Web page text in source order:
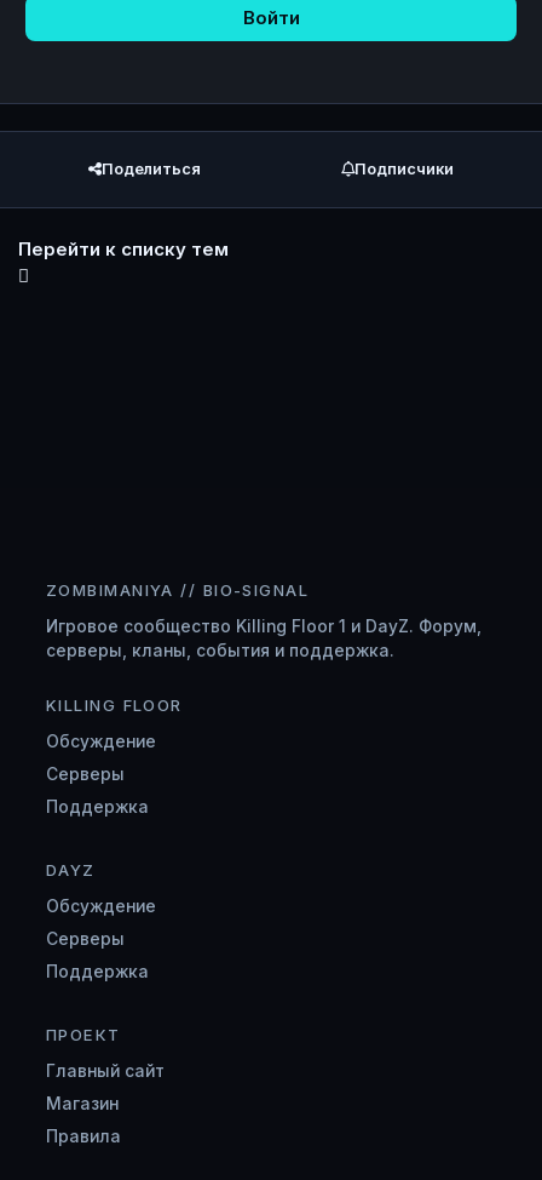
Войти
Поделиться Подписчики
Перейти к списку тем
ZOMBIMANIYA // BIO-SIGNAL
Игровое сообщество Killing Floor 1 и DayZ. Форум,
серверы, кланы, события и поддержка.
KILLING FLOOR
Обсуждение
Серверы
Поддержка
DAYZ
Обсуждение
Серверы
Поддержка
ПРОЕКТ
Главный сайт
Магазин
Правила